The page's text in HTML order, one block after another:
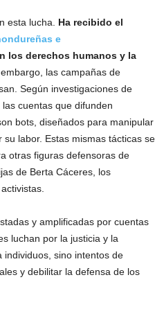
esta lucha. Ha recibido el
e
los derechos humanos y la
las campañas de
Según investigaciones de
cuentas que difunden
bots, diseñados para manipular
labor. Estas mismas tácticas se
otras figuras defensoras de
de Berta Cáceres, los
y amplificadas por cuentas
luchan por la justicia y la
individuos, sino intentos de
y debilitar la defensa de los